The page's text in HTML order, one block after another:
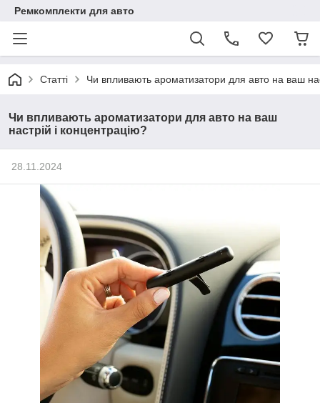
Ремкомплекти для авто
Статті Чи впливають ароматизатори для авто на ваш
Чи впливають ароматизатори для авто на ваш
настрій і концентрацію?
28.11.2024